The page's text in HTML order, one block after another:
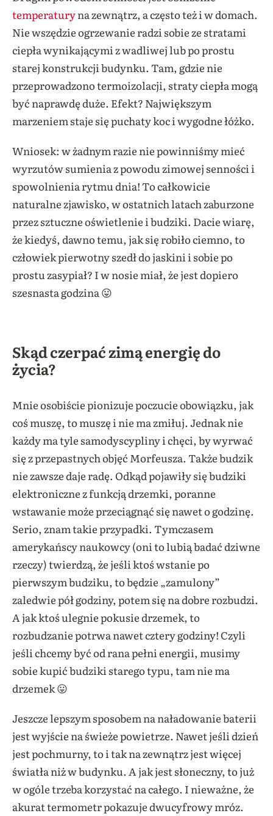
temperaturyna zewnątrz, a często też i w domach.
Nie wszędzie ogrzewanie radzi sobie ze stratami
ciepła wynikającymi z wadliwej lub po prostu
starej konstrukcji budynku. Tam, gdzie nie
przeprowadzono termoizolacji, straty ciepła mogą
być naprawdę duże. Efekt? Największym
marzeniem staje się puchaty koc i wygodne łóżko.
Wniosek: w żadnym razie nie powinniśmy mieć
wyrzutów sumienia z powodu zimowej senności i
spowolnienia rytmu dnia! To całkowicie
naturalne zjawisko, w ostatnich latach zaburzone
przez sztuczne oświetlenie i budziki. Dacie wiarę,
że kiedyś, dawno temu, jak się robiło ciemno, to
człowiek pierwotny szedł do jaskini i sobie po
prostu zasypiał? I w nosie miał, że jest dopiero
szesnasta godzina 😛
Skąd czerpać zimą energię do
życia?
Mnie osobiście pionizuje poczucie obowiązku, jak
coś muszę, to muszę i nie ma zmiłuj. Jednak nie
każdy ma tyle samodyscypliny i chęci, by wyrwać
się z przepastnych objęć Morfeusza. Także budzik
nie zawsze daje radę. Odkąd pojawiły się budziki
elektroniczne z funkcją drzemki, poranne
wstawanie może przeciągnąć się nawet o godzinę.
Serio, znam takie przypadki. Tymczasem
amerykańscy naukowcy (oni to lubią badać dziwne
rzeczy) twierdzą, że jeśli ktoś wstanie po
pierwszym budziku, to będzie „zamulony”
zaledwie pół godziny, potem się na dobre rozbudzi.
A jak ktoś ulegnie pokusie drzemek, to
rozbudzanie potrwa nawet cztery godziny! Czyli
jeśli chcemy być od rana pełni energii, musimy
sobie kupić budziki starego typu, tam nie ma
drzemek 😛
Jeszcze lepszym sposobem na naładowanie baterii
jest wyjście na świeże powietrze. Nawet jeśli dzień
jest pochmurny, to i tak na zewnątrz jest więcej
światła niż w budynku. A jak jest słoneczny, to już
w ogóle trzeba korzystać na całego. I nieważne, że
akurat termometr pokazuje dwucyfrowy mróz.